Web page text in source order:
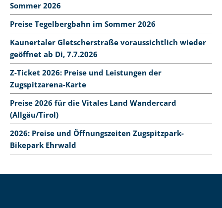
Sommer 2026
Preise Tegelbergbahn im Sommer 2026
Kaunertaler Gletscherstraße voraussichtlich wieder
geöffnet ab Di, 7.7.2026
Z-Ticket 2026: Preise und Leistungen der
Zugspitzarena-Karte
Preise 2026 für die Vitales Land Wandercard
(Allgäu/Tirol)
2026: Preise und Öffnungszeiten Zugspitzpark-
Bikepark Ehrwald